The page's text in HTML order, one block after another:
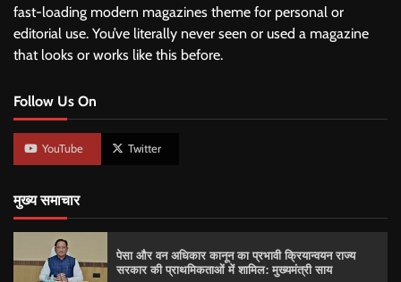
fast-loading modern magazines theme for personal or
editorial use. You’ve literally never seen or used a magazine
that looks or works like this before.
Follow Us On
YouTube Twitter
मुख्य समाचार
पेसा और वन अधिकार कानून का प्रभावी क्रियान्वयन राज्य
सरकार की प्राथमिकताओं में शामिल: मुख्यमंत्री साय